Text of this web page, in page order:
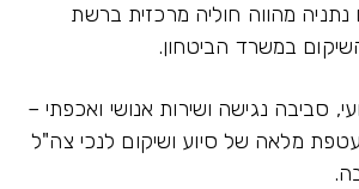
מהווה חוליה מרכזית ברשת
במשרד הביטחון.
סביבה נגישה ושירות אנושי ואכפתי –
מלאה של סיוע ושיקום לנכי צה"ל